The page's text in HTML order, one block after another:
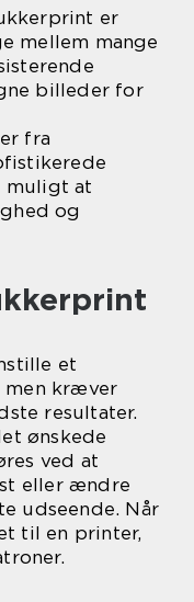
er
mellem mange
billeder for
fra
muligt at
og
et
men kræver
resultater.
ønskede
ved at
eller ændre
udseende. Når
til en printer,